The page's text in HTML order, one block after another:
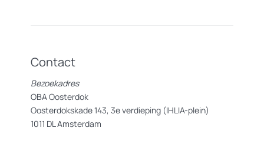
Contact
Bezoekadres
OBA Oosterdok
Oosterdokskade 143, 3e verdieping (IHLIA-plein)
1011 DL Amsterdam